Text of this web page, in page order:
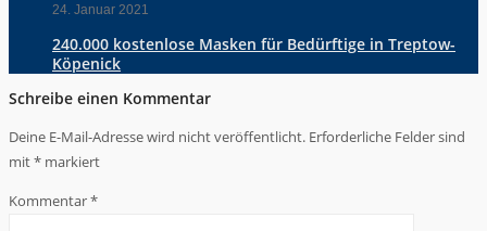
24. Januar 2021
240.000 kostenlose Masken für Bedürftige in Treptow-
Köpenick
Schreibe einen Kommentar
Deine E-Mail-Adresse wird nicht veröffentlicht. Erforderliche Felder sind
mit* markiert
Kommentar*